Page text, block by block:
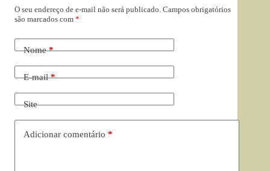
O seu endereço de e-mail não será publicado. Campos obrigatórios
são marcados com *
Nome*
E-mail*
Site
Adicionar comentário *